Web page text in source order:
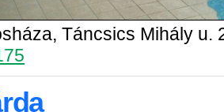
Táncsics Mihály u.